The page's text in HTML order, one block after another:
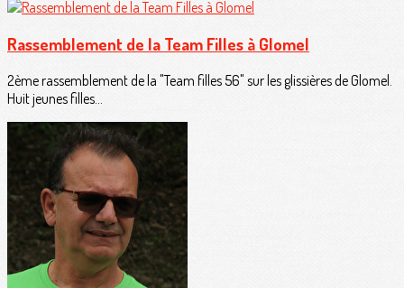
Rassemblement de la Team Filles à Glomel
2ème rassemblement de la "Team filles 56" sur les glissières de Glomel.
Huit jeunes filles...